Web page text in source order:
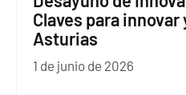
Claves para
Asturias
1 de junio de 2026